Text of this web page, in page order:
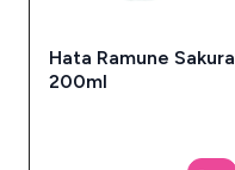
Hata Ramune Sakura
200ml